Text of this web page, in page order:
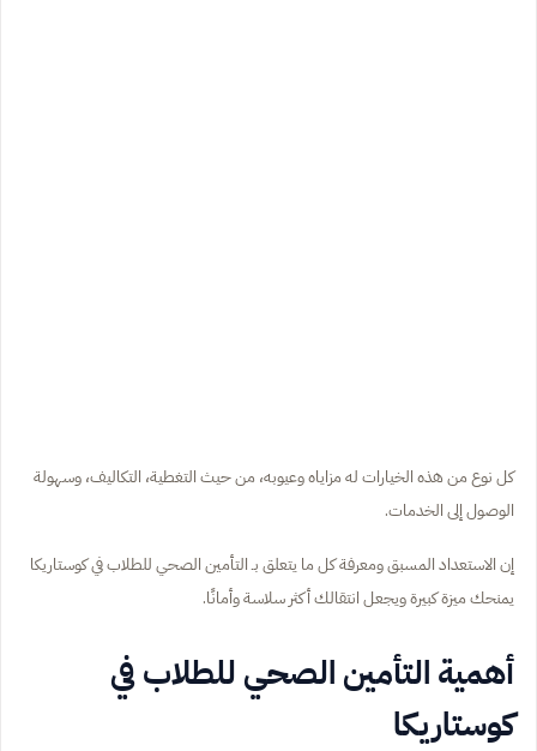
كل نوع من هذه الخيارات له مزاياه وعيوبه، من حيث التغطية، التكاليف، وسهولة
الوصول إلى الخدمات.
إن الاستعداد المسبق ومعرفة كل ما يتعلق بـ التأمين الصحي للطلاب في كوستاريكا
يمنحك ميزة كبيرة ويجعل انتقالك أكثر سلاسة وأمانًا.
أهمية التأمين الصحي للطلاب في
كوستاريكا